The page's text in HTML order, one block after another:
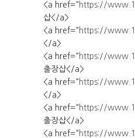
<a href=" https://
샵</a>
<a href=" https://
</a>
<a href=" https://
출장샵</a>
<a href=" https://
</a>
<a href=" https://
출장샵</a>
<a href=" https://